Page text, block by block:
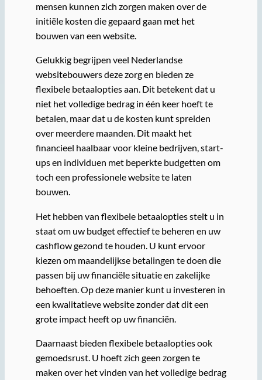
mensen kunnen zich zorgen maken over de
initiële kosten die gepaard gaan met het
bouwen van een website.
Gelukkig begrijpen veel Nederlandse
websitebouwers deze zorg en bieden ze
flexibele betaalopties aan. Dit betekent dat u
niet het volledige bedrag in één keer hoeft te
betalen, maar dat u de kosten kunt spreiden
over meerdere maanden. Dit maakt het
financieel haalbaar voor kleine bedrijven, start-
ups en individuen met beperkte budgetten om
toch een professionele website te laten
bouwen.
Het hebben van flexibele betaalopties stelt u in
staat om uw budget effectief te beheren en uw
cashflow gezond te houden. U kunt ervoor
kiezen om maandelijkse betalingen te doen die
passen bij uw financiële situatie en zakelijke
behoeften. Op deze manier kunt u investeren in
een kwalitatieve website zonder dat dit een
grote impact heeft op uw financiën.
Daarnaast bieden flexibele betaalopties ook
gemoedsrust. U hoeft zich geen zorgen te
maken over het vinden van het volledige bedrag